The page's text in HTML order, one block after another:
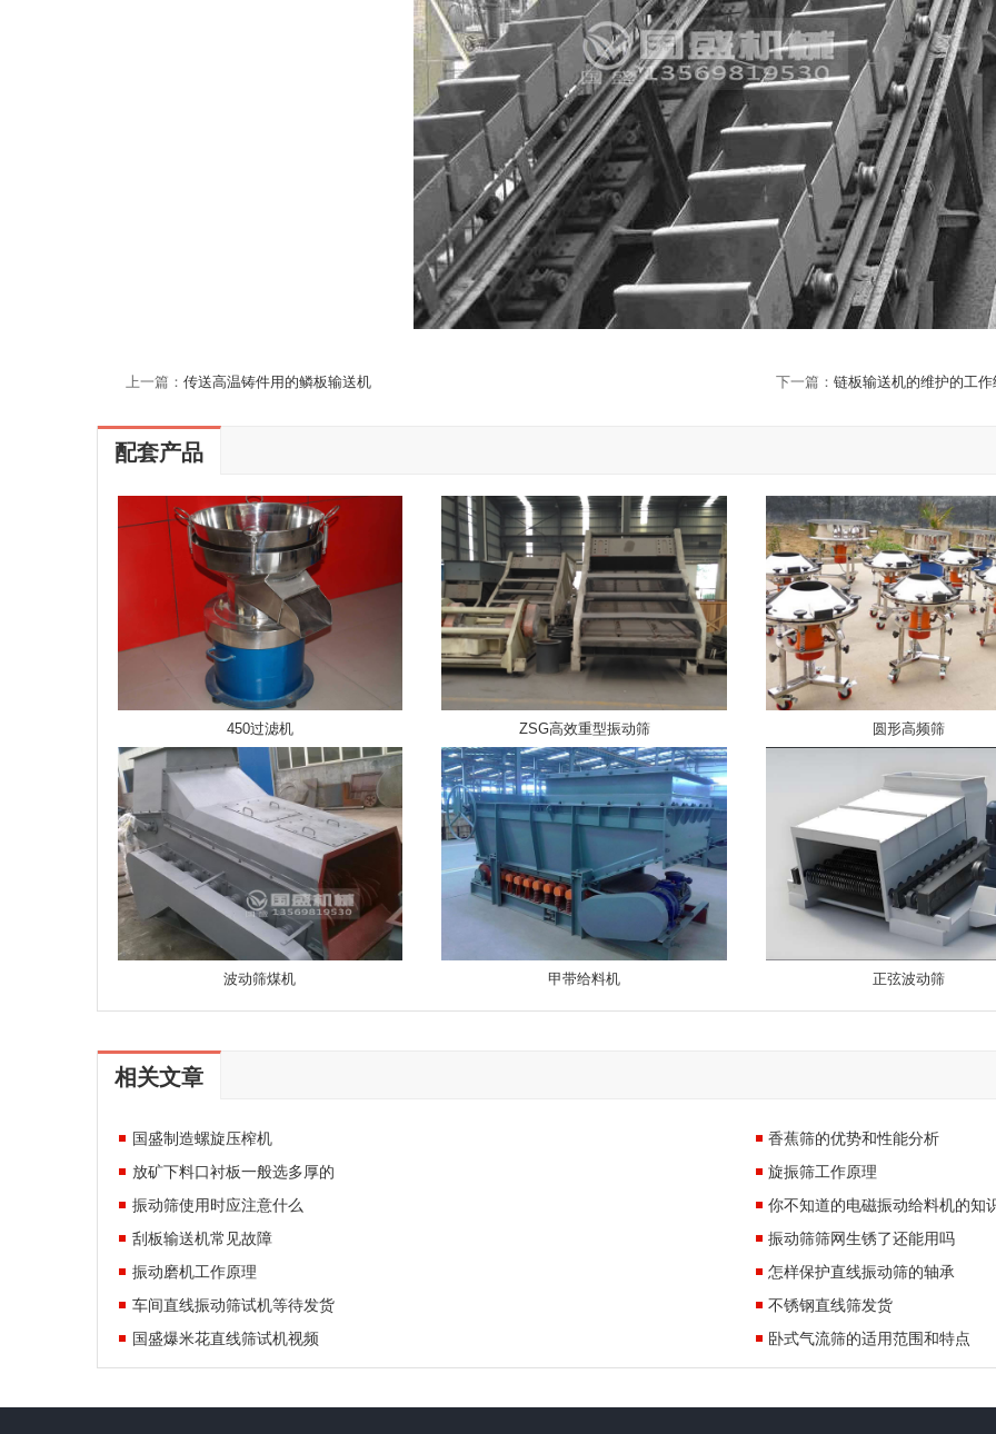
上一篇： 传送高温铸件用的鳞板输送机 下一篇： 链板输送机的维护的工作
配套产品
450过滤机 ZSG高效重型振动筛 圆形高频筛
波动筛煤机 甲带给料机 正弦波动筛
相关文章
国盛制造螺旋压榨机
香蕉筛的优势和性能分析
放矿下料口衬板一般选多厚的
旋振筛工作原理
振动筛使用时应注意什么
你不知道的电磁振动给料机的知
刮板输送机常见故障
振动筛筛网生锈了还能用吗
振动磨机工作原理
怎样保护直线振动筛的轴承
车间直线振动筛试机等待发货
不锈钢直线筛发货
国盛爆米花直线筛试机视频
卧式气流筛的适用范围和特点